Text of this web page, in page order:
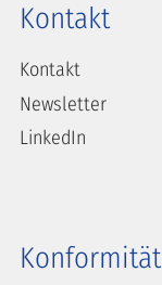
Kontakt
Kontakt
Newsletter
LinkedIn
Konformität